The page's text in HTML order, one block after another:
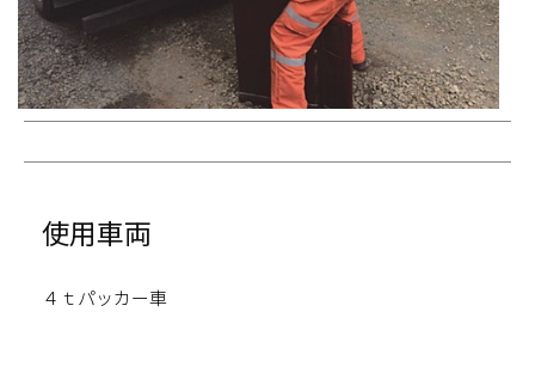
使用車両
４ｔパッカー車